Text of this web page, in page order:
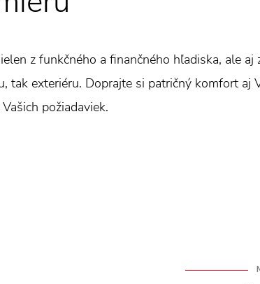
z funkčného a finančného hľadiska, ale
tak exteriéru. Doprajte si patričný komfort aj
požiadaviek.